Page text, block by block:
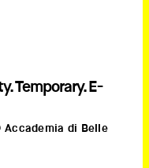
Temporary. E-
Accademia di Belle